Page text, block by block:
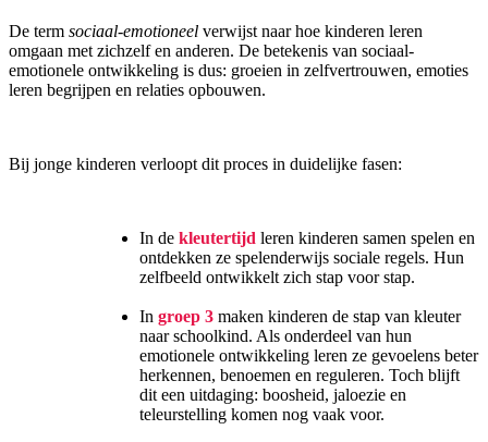
De term sociaal-emotioneel verwijst naar hoe kinderen leren
omgaan met zichzelf en anderen. De betekenis van sociaal-
emotionele ontwikkeling is dus: groeien in zelfvertrouwen, emoties
leren begrijpen en relaties opbouwen.
Bij jonge kinderen verloopt dit proces in duidelijke fasen:
In de kleutertijd leren kinderen samen spelen en
ontdekken ze spelenderwijs sociale regels. Hun
zelfbeeld ontwikkelt zich stap voor stap.
In groep 3 maken kinderen de stap van kleuter
naar schoolkind. Als onderdeel van hun
emotionele ontwikkeling leren ze gevoelens beter
herkennen, benoemen en reguleren. Toch blijft
dit een uitdaging: boosheid, jaloezie en
teleurstelling komen nog vaak voor.